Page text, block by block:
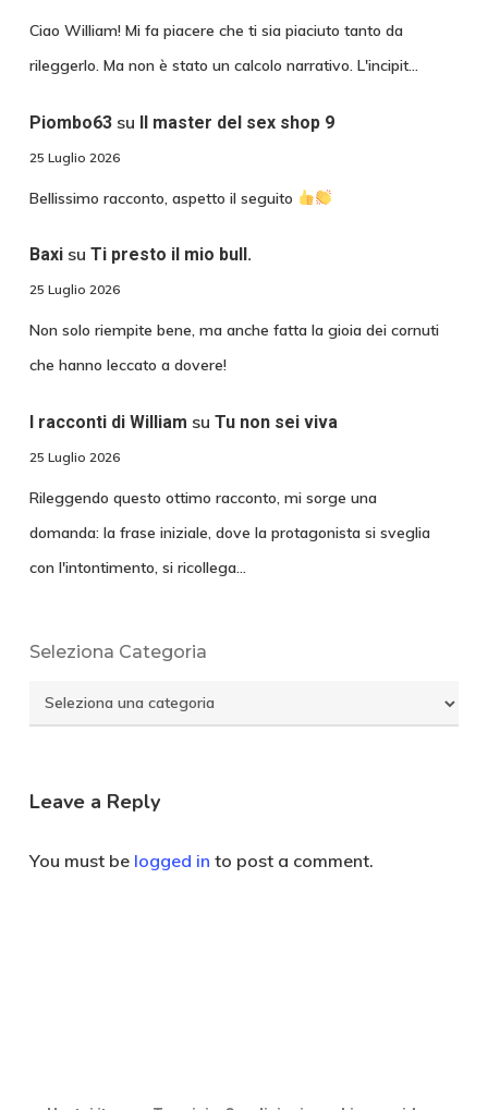
Ciao William! Mi fa piacere che ti sia piaciuto tanto da
rileggerlo. Ma non è stato un calcolo narrativo. L'incipit…
Piombo63su Il master del sex shop 9
25 Luglio 2026
Bellissimo racconto, aspetto il seguito
Baxisu Ti presto il mio bull.
25 Luglio 2026
Non solo riempite bene, ma anche fatta la gioia dei cornuti
che hanno leccato a dovere!
I racconti di William su Tu non sei viva
25 Luglio 2026
Rileggendo questo ottimo racconto, mi sorge una
domanda: la frase iniziale, dove la protagonista si sveglia
con l'intontimento, si ricollega…
Seleziona Categoria
Seleziona
Categoria
Leave a Reply
You must be logged in to post a comment.